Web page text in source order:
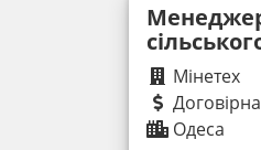
Мінетех
Договірна
Одеса